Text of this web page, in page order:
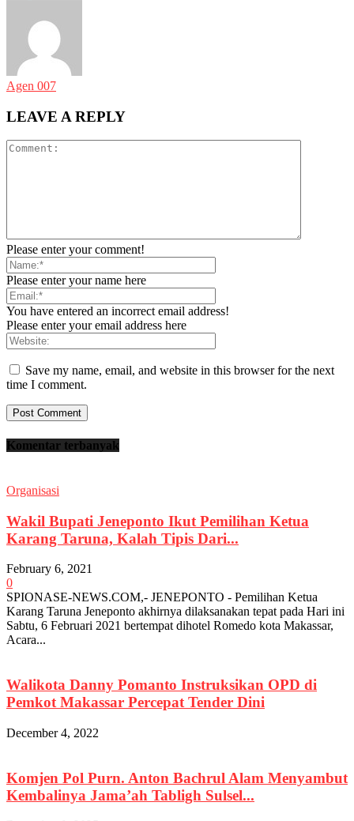
Agen 007
LEAVE A REPLY
Please enter your comment!
Please enter your name here
You have entered an incorrect email address!
Please enter your email address here
Save my name, email, and website in this browser for the next
time I comment.
Komentar terbanyak
Organisasi
Wakil Bupati Jeneponto Ikut Pemilihan Ketua
Karang Taruna, Kalah Tipis Dari...
February 6, 2021
0
SPIONASE-NEWS.COM,- JENEPONTO - Pemilihan Ketua
Karang Taruna Jeneponto akhirnya dilaksanakan tepat pada Hari ini
Sabtu, 6 Februari 2021 bertempat dihotel Romedo kota Makassar,
Acara...
Walikota Danny Pomanto Instruksikan OPD di
Pemkot Makassar Percepat Tender Dini
December 4, 2022
Komjen Pol Purn. Anton Bachrul Alam Menyambut
Kembalinya Jama’ah Tabligh Sulsel...